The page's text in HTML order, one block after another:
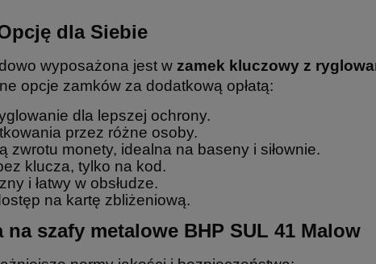
dla Siebie
wyposażona jest w zamek kluczowy z
opcje zamków za dodatkową opłatą:
dla lepszej ochrony.
przez różne osoby.
zwrotu monety, idealna na baseny i siłownie.
klucza, tylko na kod.
i łatwy w obsłudze.
na kartę zbliżeniową.
szafy metalowe BHP SUL 41 Malow